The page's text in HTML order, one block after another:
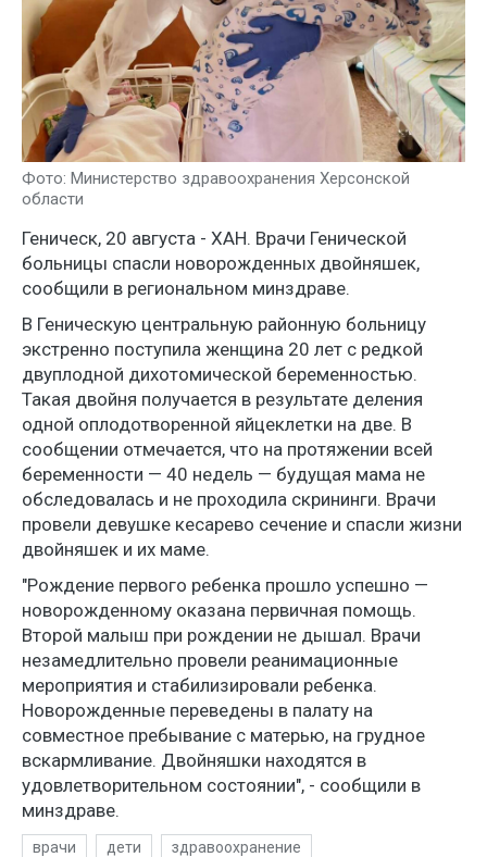
Фото: Министерство здравоохранения Херсонской
области
Геническ, 20 августа - ХАН. Врачи Генической
больницы спасли новорожденных двойняшек,
сообщили в региональном минздраве.
В Геническую центральную районную больницу
экстренно поступила женщина 20 лет с редкой
двуплодной дихотомической беременностью.
Такая двойня получается в результате деления
одной оплодотворенной яйцеклетки на две. В
сообщении отмечается, что на протяжении всей
беременности — 40 недель — будущая мама не
обследовалась и не проходила скрининги. Врачи
провели девушке кесарево сечение и спасли жизни
двойняшек и их маме.
"Рождение первого ребенка прошло успешно —
новорожденному оказана первичная помощь.
Второй малыш при рождении не дышал. Врачи
незамедлительно провели реанимационные
мероприятия и стабилизировали ребенка.
Новорожденные переведены в палату на
совместное пребывание с матерью, на грудное
вскармливание. Двойняшки находятся в
удовлетворительном состоянии", - сообщили в
минздраве.
врачи дети здравоохранение